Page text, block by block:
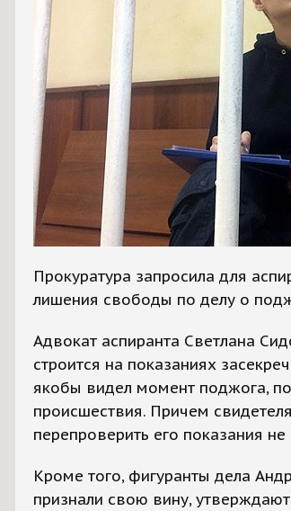
Прокуратура запросила для
лишения свободы по делу о
Адвокат аспиранта Светлана
строится на показаниях
якобы видел момент поджога,
происшествия. Причем
перепроверить его показания
Кроме того, фигуранты дела
признали свою вину,